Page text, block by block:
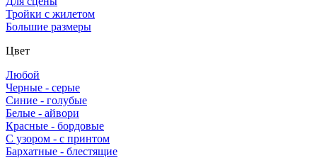
Тройки с жилетом
Большие размеры
Цвет
Любой
Черные - серые
Синие - голубые
Белые - айвори
Красные - бордовые
С узором - с принтом
Бархатные - блестящие